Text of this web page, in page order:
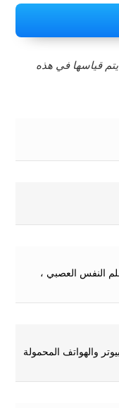
قياسها في هذه
النفس العصبي ،
والهواتف المحمولة